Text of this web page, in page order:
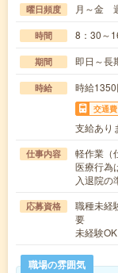
曜日頻度 月～金
時間 8：30～
期間 即日～長
時給 時給
交通費
支給あり
仕事内容
軽作業（
医療行為
入退院
応募資格
職種未経
要
未経験
職場の雰囲気